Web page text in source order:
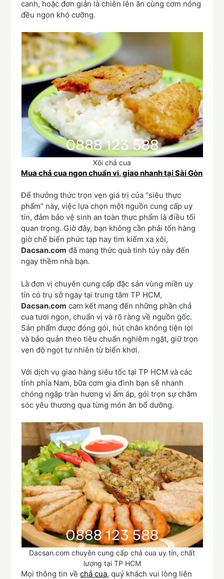
canh, hoặc đơn giản là chiên lên ăn cùng cơm nóng
đều ngon khó cưỡng.
Xôi chả cua
Mua chả cua ngon chuẩn vị, giao nhanh tại Sài Gòn
Để thưởng thức trọn vẹn giá trị của “siêu thực
phẩm” này, việc lựa chọn một nguồn cung cấp uy
tín, đảm bảo vệ sinh an toàn thực phẩm là điều tối
quan trọng. Giờ đây, bạn không cần phải tốn hàng
giờ chế biến phức tạp hay tìm kiếm xa xôi,
Dacsan.com đã mang thức quà tinh túy này đến
ngay thềm nhà bạn.
Là đơn vị chuyên cung cấp đặc sản vùng miền uy
tín có trụ sở ngay tại trung tâm TP HCM,
Dacsan.com cam kết mang đến những phần chả
cua tươi ngon, chuẩn vị và rõ ràng về nguồn gốc.
Sản phẩm được đóng gói, hút chân không tiện lợi
và bảo quản theo tiêu chuẩn nghiêm ngặt, giữ trọn
vẹn độ ngọt tự nhiên từ biển khơi.
Với dịch vụ giao hàng siêu tốc tại TP HCM và các
tỉnh phía Nam, bữa cơm gia đình bạn sẽ nhanh
chóng ngập tràn hương vị ấm áp, gói trọn sự chăm
sóc yêu thương qua từng món ăn bổ dưỡng.
Dacsan.com chuyên cung cấp chả cua uy tín, chất
lượng tại TP HCM
Mọi thông tin vềchả cua, quý khách vui lòng liên